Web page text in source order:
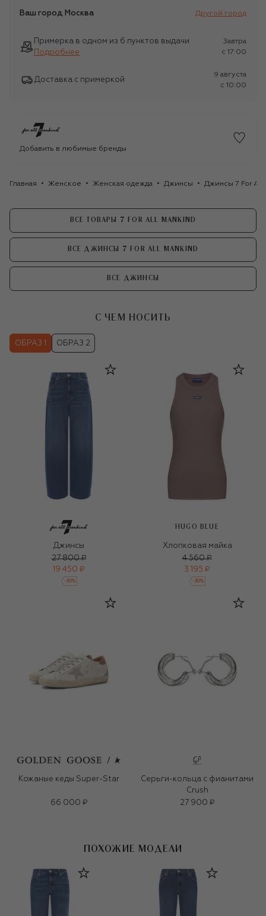
Ваш город Москва Другой город
Примерка в одном из 6 пунктов выдачи
Подробнее
Завтра
c 17:00
Доставка с примеркой
9 августа
c 10:00
Добавить в любимые бренды
Главная Женское Женская одежда Джинсы Джинсы 7 For All
ВСЕ ТОВАРЫ 7 FOR ALL MANKIND
ВСЕ ДЖИНСЫ 7 FOR ALL MANKIND
ВСЕ ДЖИНСЫ
С ЧЕМ НОСИТЬ
ОБРАЗ 1 ОБРАЗ 2
Джинсы
27 800 ₽
19 450 ₽
-30%
HUGO BLUE
Хлопковая майка
4 560 ₽
3 195 ₽
-30%
Кожаные кеды Super-Star
66 000 ₽
Серьги-кольца с фианитами
Crush
27 900 ₽
ПОХОЖИЕ МОДЕЛИ